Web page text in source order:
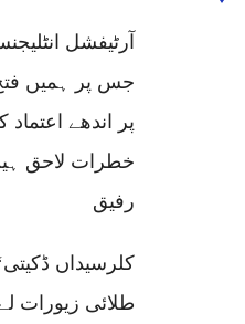
پریس کانفرنس
آرٹیفشل
پر اندھے
خطرات لاحق
رفیق
طلائی زیورات